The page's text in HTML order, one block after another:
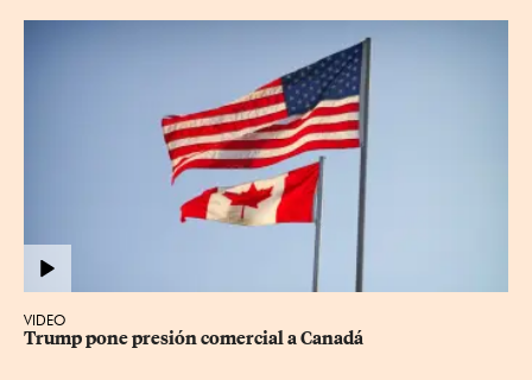
VIDEO
Trump pone presión comercial a Canadá